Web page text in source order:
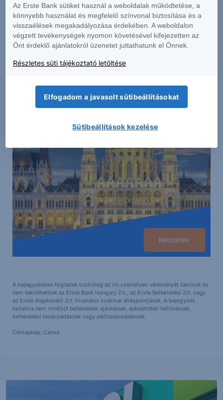
vagy adótanácsadásnak.
Címlapkép: Shutterstock Inc.
a biztonságos befektetések kedvelőinek.
Részletek
A bejegyzésben foglaltak kizárólag az író személyes véleményét tükrözik és
nem tekinthetőek az Erste Bank Hungary Zrt., az Erste Befektetési Zrt. vagy
az Erste Alapkezelő Zrt. hivatalos szakmai álláspontjának. A bejegyzés
tartalma nem minősül befektetési ajánlatnak, ajánlattételi felhívásnak,
befektetési tanácsadásnak vagy adótanácsadásnak.
Címlapkép: Canva
Az Erste Bank sütiket használ a weboldalak működtetése, a
könnyebb használat és megfelelő színvonal biztosítása és a
visszaélések megakadályozása érdekében. A weboldalon
végzett tevékenységek nyomon követésével kifejezetten az
Önt érdeklő ajánlatokról üzenetet juttathatunk el Önnek.
Részletes süti tájékoztató letöltése
Elfogadom a javasolt sütibeállításokat
Sütibeállítások kezelése